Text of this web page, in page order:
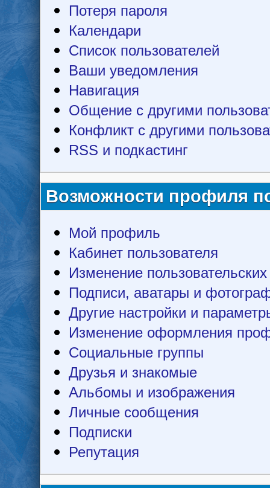
Потеря пароля
Календари
Список пользователей
Ваши уведомления
Навигация
Общение с другими
Конфликт с другими
RSS и подкастинг
Возможности профиля
Мой профиль
Кабинет пользователя
Изменение
Подписи, аватары и
Другие настройки и
Изменение оформления
Социальные группы
Друзья и знакомые
Альбомы и изображения
Личные сообщения
Подписки
Репутация